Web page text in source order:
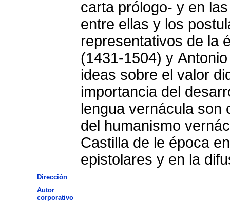
carta prólogo- y en
entre ellas y los
representativos de la
(1431-1504) y
ideas sobre el valor
importancia del
lengua vernácula son
del humanismo
Castilla de le época
epistolares y en la
Dirección
Autor
corporativo